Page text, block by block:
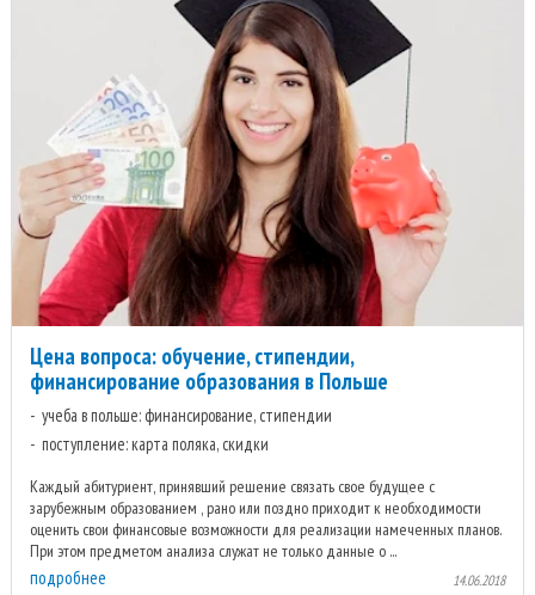
Цена вопроса: обучение, стипендии,
финансирование образования в Польше
учеба в польше: финансирование, стипендии
поступление: карта поляка, скидки
Каждый абитуриент, принявший решение связать свое будущее с
зарубежным образованием , рано или поздно приходит к необходимости
оценить свои финансовые возможности для реализации намеченных планов.
При этом предметом анализа служат не только данные о ...
подробнее 14.06.2018